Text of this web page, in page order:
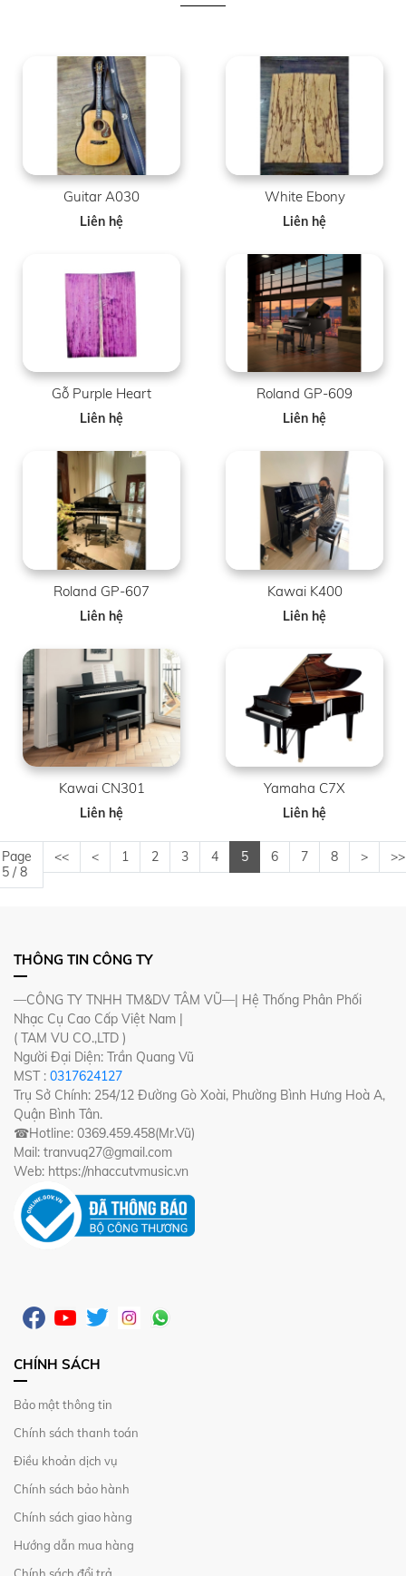
Guitar A030
Liên hệ
White Ebony
Liên hệ
Gỗ Purple Heart
Liên hệ
Roland GP-609
Liên hệ
Roland GP-607
Liên hệ
Kawai K400
Liên hệ
Kawai CN301
Liên hệ
Yamaha C7X
Liên hệ
Page
5 / 8
<< < 1 2 3 4 5 6 7 8 > >>
THÔNG TIN CÔNG TY
—CÔNG TY TNHH TM&DV TÂM VŨ—| Hệ Thống Phân Phối
Nhạc Cụ Cao Cấp Việt Nam |
( TAM VU CO.,LTD )
Người Đại Diện: Trần Quang Vũ
MST : 0317624127
Trụ Sở Chính: 254/12 Đường Gò Xoài, Phường Bình Hưng Hoà A,
Quận Bình Tân.
☎Hotline: 0369.459.458(Mr.Vũ)
Mail: tranvuq27@gmail.com
Web: https://nhaccutvmusic.vn
CHÍNH SÁCH
Bảo mật thông tin
Chính sách thanh toán
Điều khoản dịch vụ
Chính sách bảo hành
Chính sách giao hàng
Hướng dẫn mua hàng
Chính sách đổi trả